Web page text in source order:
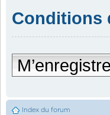
Conditions
Index du forum